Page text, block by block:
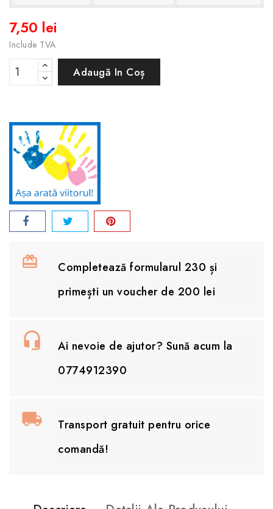
7,50 lei
Include TVA
Adaugă In Coș
Completează formularul 230 și
primești un voucher de 200 lei
Ai nevoie de ajutor? Sună acum la
0774912390
Transport gratuit pentru orice
comandă!